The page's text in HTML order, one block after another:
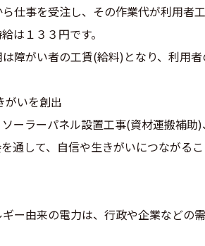
仕事を受注し、その作業代が利用者
は１３３円です。
障がい者の工賃(給料)となり、利用者
いを創出
ーラーパネル設置工事(資材運搬補
通して、自信や生きがいにつながるこ
ー由来の電力は、行政や企業などの